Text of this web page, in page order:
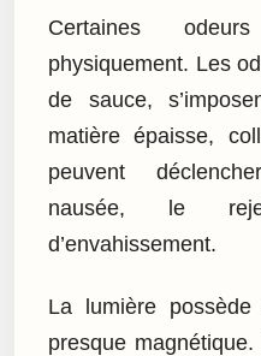
Certaines
physiquement. Les
de sauce,
matière épaisse,
peuvent
nausée, le
d’envahissement.
La lumière
presque